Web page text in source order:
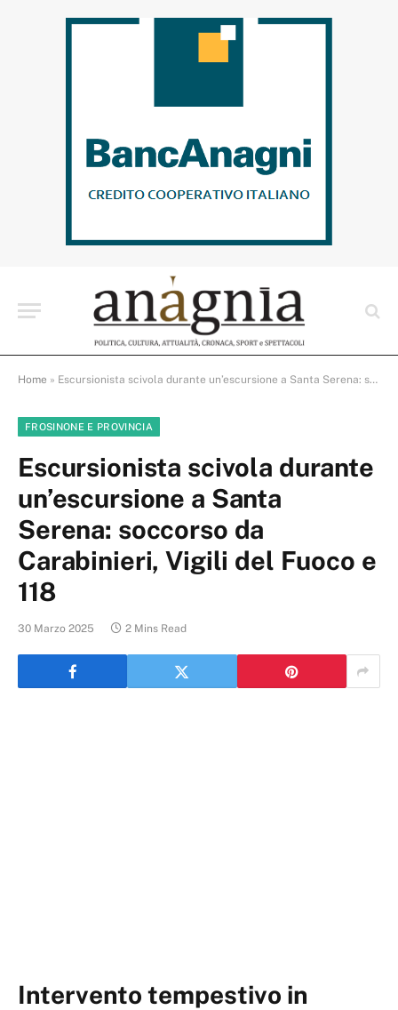
Home » Escursionista scivola durante un’escursione a Santa Serena: soccorso da Carabinieri, Vigili del Fuoco e 118
FROSINONE E PROVINCIA
Escursionista scivola durante
un’escursione a Santa
Serena: soccorso da
Carabinieri, Vigili del Fuoco e
118
30 Marzo 2025 2 Mins Read
Intervento tempestivo in